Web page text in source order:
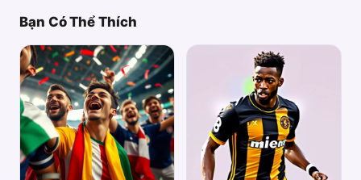
Bạn Có Thể Thích